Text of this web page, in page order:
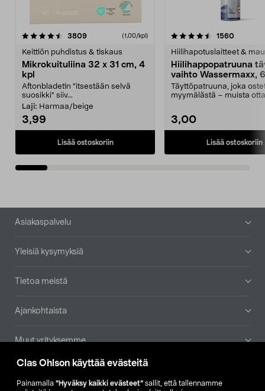
Clas Ohlson käyttää evästeitä
Painamalla ”Hyväksy kaikki evästeet” sallit, että tallennamme
3809arvostelut (1,00/kpl)
Keittiön puhdistus & tiskaus
Mikrokuituliina 32 x 31 cm, 4
kpl
Aftonbladetin "itsestään selvä
suosikki" siiv...
Laji: Harmaa/beige
3,99
Lisää ostoskoriin
4.5viidestä
1560
Hiilihapotuslaitteet &
Hiilihappopatruuna
vaihto Wassermaxx,
Täyttöpatruuna, joka
myymälästä – muista
3,00
Lisää ostoskoriin
4.5viidestä
Alatunniste
Asiakaspalvelu
Yleisiä kysymyksiä
Tietoa meistä
Ajankohtaista
Muut yrityksemme
Etsi myymälä